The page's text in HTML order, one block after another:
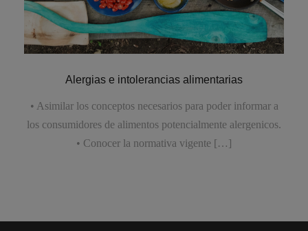
Alergias e intolerancias alimentarias
• Asimilar los conceptos necesarios para poder informar a
los consumidores de alimentos potencialmente alergenicos.
• Conocer la normativa vigente […]